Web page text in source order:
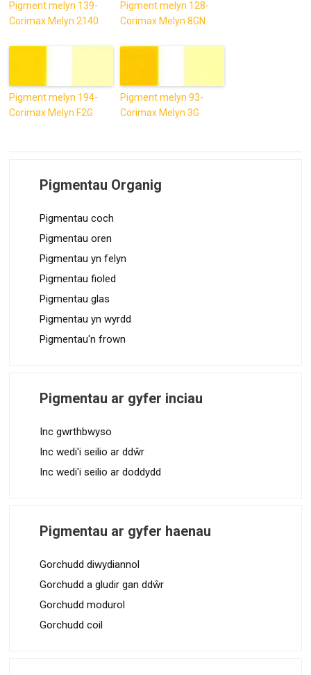
Pigment melyn 139-
Corimax Melyn 2140
Pigment melyn 128-
Corimax Melyn 8GN
Pigment melyn 194-
Corimax Melyn F2G
Pigment melyn 93-
Corimax Melyn 3G
Pigmentau Organig
Pigmentau coch
Pigmentau oren
Pigmentau yn felyn
Pigmentau fioled
Pigmentau glas
Pigmentau yn wyrdd
Pigmentau'n frown
Pigmentau ar gyfer inciau
Inc gwrthbwyso
Inc wedi'i seilio ar ddŵr
Inc wedi'i seilio ar doddydd
Pigmentau ar gyfer haenau
Gorchudd diwydiannol
Gorchudd a gludir gan ddŵr
Gorchudd modurol
Gorchudd coil